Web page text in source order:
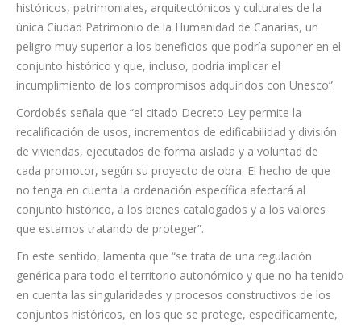
conclusiones muy claras. Esta norma, que es de aplicación
directa, representa un riesgo grave de pérdida de los valores
históricos, patrimoniales, arquitectónicos y culturales de la
única Ciudad Patrimonio de la Humanidad de Canarias, un
peligro muy superior a los beneficios que podría suponer en el
conjunto histórico y que, incluso, podría implicar el
incumplimiento de los compromisos adquiridos con Unesco”.
Cordobés señala que “el citado Decreto Ley permite la
recalificación de usos, incrementos de edificabilidad y división
de viviendas, ejecutados de forma aislada y a voluntad de
cada promotor, según su proyecto de obra. El hecho de que
no tenga en cuenta la ordenación específica afectará al
conjunto histórico, a los bienes catalogados y a los valores
que estamos tratando de proteger”.
En este sentido, lamenta que “se trata de una regulación
genérica para todo el territorio autonómico y que no ha tenido